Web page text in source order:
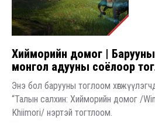
​Хийморийн домог | Барууны
монгол адууны соёлоор
Энэ бол барууны тоглоом
“Талын салхин: Хийморийн домог /
Khiimori/ нэртэй тогтлоом.